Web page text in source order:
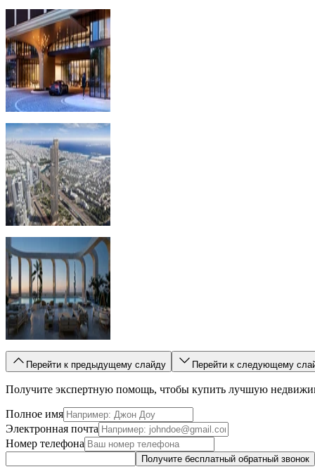
Перейти к предыдущему слайду Перейти к следующему
Получите экспертную помощь, чтобы купить лучшую
Полное имя
Электронная почта
Номер телефона
Получите бесплатный обратный звонок